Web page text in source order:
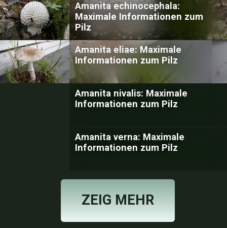
Amanita echinocephala:
Maximale Informationen zum
Pilz
Amanita eliae: Maximale
Informationen zum Pilz
Amanita nivalis: Maximale
Informationen zum Pilz
Amanita verna: Maximale
Informationen zum Pilz
ZEIG MEHR